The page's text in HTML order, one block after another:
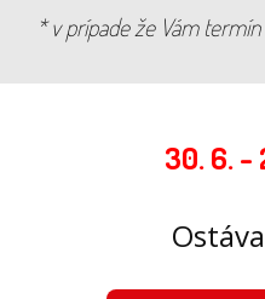
* v prípade že Vám
30. 6. -
Ostáva